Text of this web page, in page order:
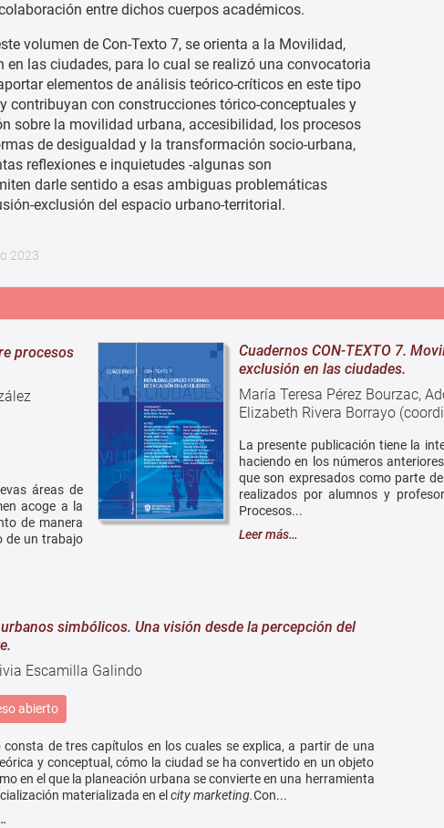
entre dichos cuerpos académicos.
volumen de Con-Texto 7, se orienta a la Movilidad,
las ciudades, para lo cual se realizó una convocatoria
elementos de análisis teórico-críticos en este tipo
contribuyan con construcciones tórico-conceptuales y
sobre la movilidad urbana, accesibilidad, los procesos
de desigualdad y la transformación socio-urbana,
reflexiones e inquietudes -algunas son
darle sentido a esas ambiguas problemáticas
exclusión del espacio urbano-territorial.
2023
procesos
áreas de
acoge a la
de manera
de un trabajo
Cuadernos CON-TEXTO 7.
exclusión en las ciudades.
María Teresa Pérez Bourzac,
Elizabeth Rivera Borrayo
La presente publicación tiene la
haciendo en los números
que son expresados como parte
realizados por alumnos y
Procesos...
Leer más…
simbólicos. Una visión desde la percepción del
Escamilla Galindo
abierto
consta de tres capítulos en los cuales se explica, a partir de una
y conceptual, cómo la ciudad se ha convertido en un objeto
en el que la planeación urbana se convierte en una herramienta
materializada en elcity marketing.Con...